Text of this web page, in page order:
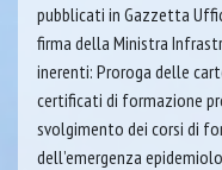
pubblicati in Gazzetta
firma della Ministra
inerenti: Proroga delle
certificati di formazione
svolgimento dei corsi di
dell’emergenza